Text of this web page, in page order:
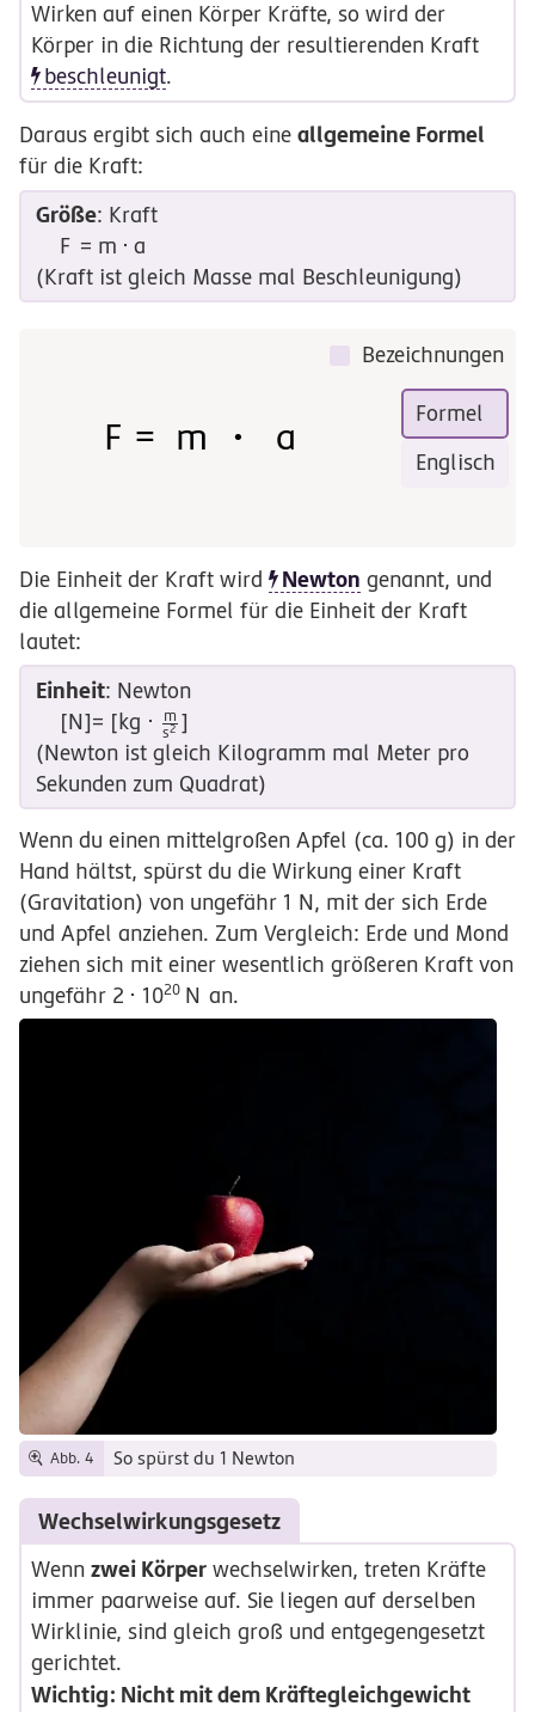
Wirken auf einen Körper Kräfte, so wird der
Körper in die Richtung der resultierenden Kraft
beschleunigt.
Daraus ergibt sich auch eine allgemeine Formel
für die Kraft:
Größe: Kraft
F =
m
\cdot
F = m ⋅ a
(Kraft ist gleich Masse mal Beschleunigung)
F m a
= •
Bezeichnungen
Formel
Englisch
Die Einheit der Kraft wird Newton genannt, und
die allgemeine Formel für die Einheit der Kraft
lautet:
Einheit: Newton
[N]= [kg \cdot
\frac{m}
{s^2}
kg ⋅ s2
m ]
(Newton ist gleich Kilogramm mal Meter pro
Sekunden zum Quadrat)
Wenn du einen mittelgroßen Apfel (ca. 100 g) in der
Hand hältst, spürst du die Wirkung einer Kraft
(Gravitation) von ungefähr 1 N, mit der sich Erde
und Apfel anziehen. Zum Vergleich: Erde und Mond
ziehen sich mit einer wesentlich größeren Kraft von
ungefähr 2 \cdot
10^{20}\,N
2 ⋅ 1020 N an.
Abb. 4 So spürst du 1 Newton
Wechselwirkungsgesetz
Wenn zwei Körperwechselwirken, treten Kräfte
immer paarweise auf. Sie liegen auf derselben
Wirklinie, sind gleich groß und entgegengesetzt
gerichtet.
Wichtig: Nicht mit dem Kräftegleichgewicht